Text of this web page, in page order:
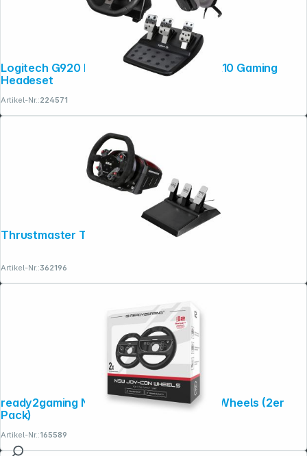
Logitech G920 Driving Force inkl Astro A10 Gaming
Headeset
Artikel-Nr.:224571
Thrustmaster TS-XW Racer
Artikel-Nr.:362196
ready2gaming Nintendo Switch Joycon Wheels (2er
Pack)
Artikel-Nr.:165589